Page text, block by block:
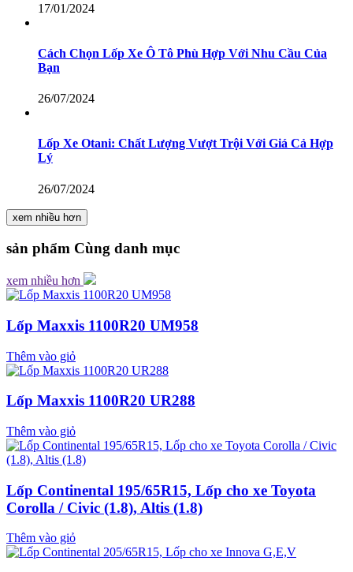
17/01/2024
Cách Chọn Lốp Xe Ô Tô Phù Hợp Với Nhu Cầu Của
Bạn
26/07/2024
Lốp Xe Otani: Chất Lượng Vượt Trội Với Giá Cả Hợp
Lý
26/07/2024
xem nhiều hơn
sản phẩm Cùng danh mục
xem nhiều hơn
Lốp Maxxis 1100R20 UM958
Thêm vào giỏ
Lốp Maxxis 1100R20 UR288
Thêm vào giỏ
Lốp Continental 195/65R15, Lốp cho xe Toyota
Corolla / Civic (1.8), Altis (1.8)
Thêm vào giỏ